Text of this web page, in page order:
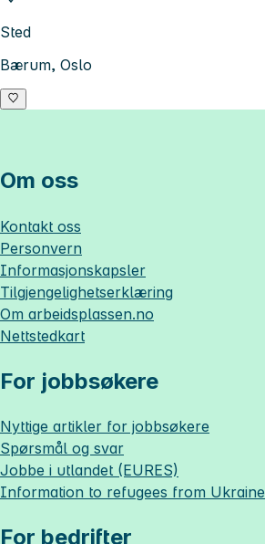
Sted
Bærum, Oslo
Om oss
Kontakt oss
Personvern
Informasjonskapsler
Tilgjengelighetserklæring
Om arbeidsplassen.no
Nettstedkart
For jobbsøkere
Nyttige artikler for jobbsøkere
Spørsmål og svar
Jobbe i utlandet (EURES)
Information to refugees from Ukraine
For bedrifter